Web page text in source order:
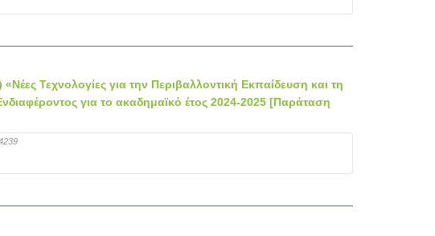
Τεχνολογίες για την Περιβαλλοντική Εκπαίδευση και τη
για το ακαδημαϊκό έτος 2024-2025 [Παράταση